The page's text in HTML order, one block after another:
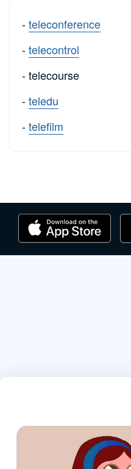
-teleconference
-telecontrol
- telecourse
-teledu
-telefilm